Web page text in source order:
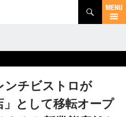
ンチビストロが
」として移転オープ